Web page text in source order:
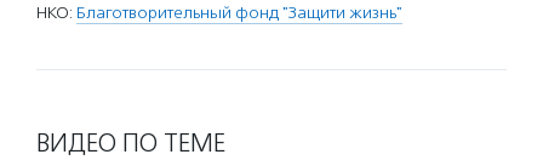
НКО: Благотворительный фонд "Защити жизнь"
ВИДЕО ПО ТЕМЕ